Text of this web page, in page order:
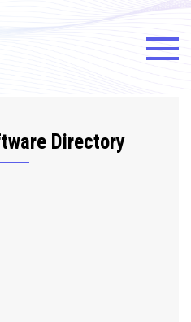
Rede para a Gestão de Dados
Directory